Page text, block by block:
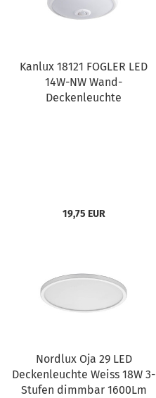
Kanlux 18121 FOGLER LED
14W-NW Wand-
Deckenleuchte
19,75 EUR
Nordlux Oja 29 LED
Deckenleuchte Weiss 18W 3-
Stufen dimmbar 1600Lm